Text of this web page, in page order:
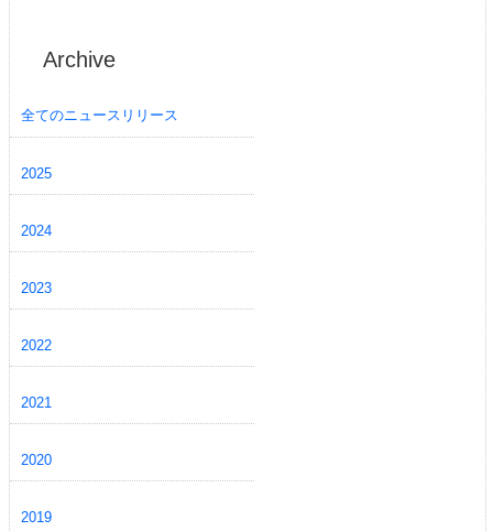
Archive
全てのニュースリリース
2025
2024
2023
2022
2021
2020
2019